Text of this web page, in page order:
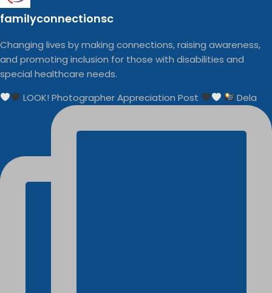
familyconnectionsc
Changing lives by making connections, raising awareness,
and promoting inclusion for those with disabilities and
special healthcare needs.
LOOK! Photographer Appreciation Post
Dela